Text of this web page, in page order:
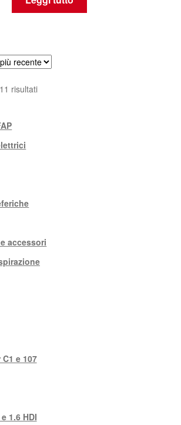
risultatiOrdina
accessori
e 107
1.6 HDI